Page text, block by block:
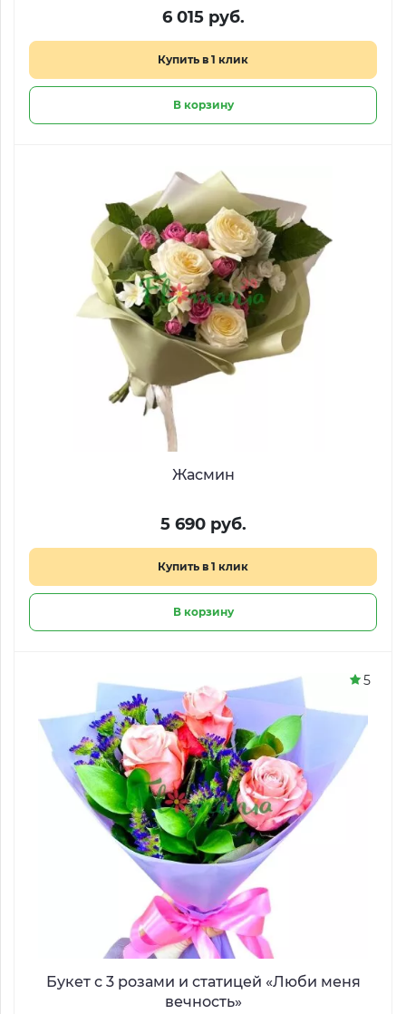
6 015 руб.
Купить в 1 клик
В корзину
Жасмин
5 690 руб.
Купить в 1 клик
В корзину
Букет с 3 розами и статицей «Люби меня
вечность»
5